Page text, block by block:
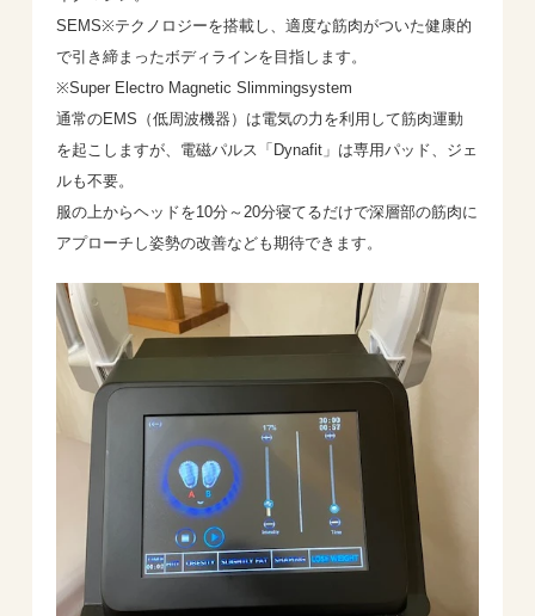
SEMS※テクノロジーを搭載し、適度な筋肉がついた健康的
で引き締まったボディラインを目指します。
※Super Electro Magnetic Slimmingsystem
通常のEMS（低周波機器）は電気の力を利用して筋肉運動
を起こしますが、電磁パルス「Dynafit」は専用パッド、ジェ
ルも不要。
服の上からヘッドを10分～20分寝てるだけで深層部の筋肉に
アプローチし姿勢の改善なども期待できます。